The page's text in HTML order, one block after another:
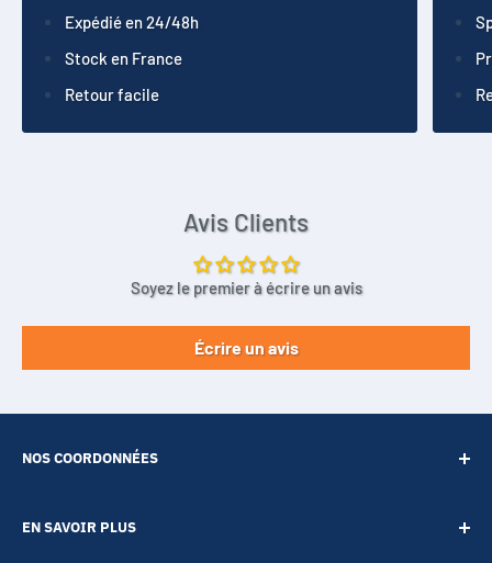
Expédié en 24/48h
Stock en France
Retour facile
Avis Clients
Soyez le premier à écrire un avis
Écrire un avis
NOS COORDONNÉES
EN SAVOIR PLUS